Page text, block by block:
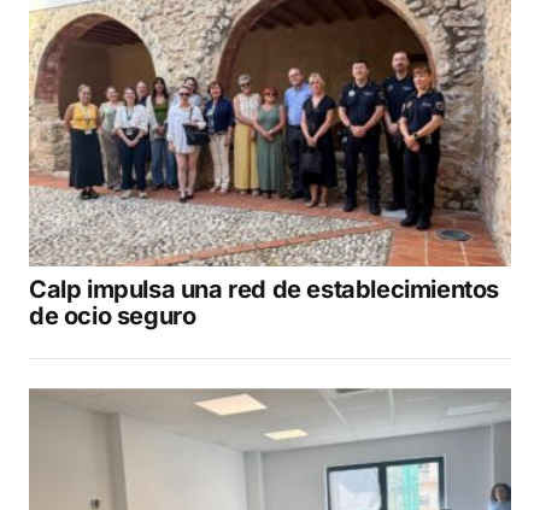
Calp impulsa una red de establecimientos
de ocio seguro